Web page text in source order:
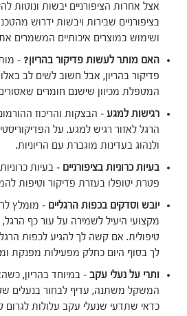
אצל אחרות הציפורניים יבשות ונוטות
בציפורניים שבירות ויבשות ידרוש
ושימוש במוצרים איכותיים המשמרים
האם מותר לעשות פדיקור בהריון? –
פדיקור בהריון, אבל חשוב לשים לב
המטפלת מכיוון שישנם חומרים
רגישות למגע – הבצקות והריכוז
הרגל לאזור רגיש למגע. על
ולנהוג בעדינות מוגברת עם הריוניות.
בעיות כרוניות בציפורניים – בעיות
פטרת יטופלו בעזרת פדיקור וטיפות
יובש וסדקים בכפות הרגליים – מומלץ
מקצועי היעיל לשמירה על עור כף
טיפולית. אם קשה לך להגיע לכפות
לך בסוף היום כחלק מפעילות מפנקת
ותרי על נעלי עקב – במיוחד בהריון,
המשקל משתנה, עדיף לבחור בנעלים
כדאי שתדעי שנעלי עקב עלולות לגרום